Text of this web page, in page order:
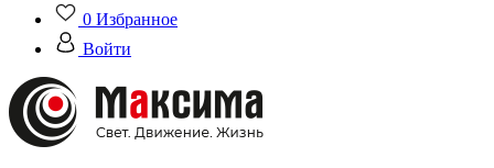
0 Избранное
Войти